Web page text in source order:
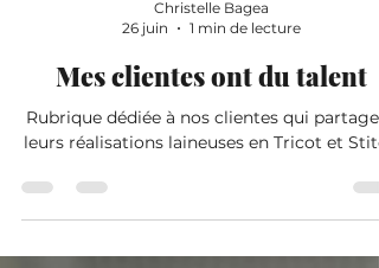
Christelle Bagea
26 juin
1 min de lecture
Mes clientes ont du talent
leurs réalisations laineuses en Tricot et